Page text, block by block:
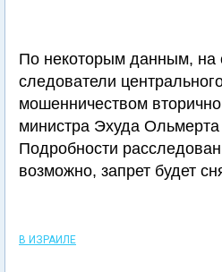
По некоторым данным,
следователи
мошенничеством
министра Эхуда
Подробности
возможно, запрет будет
В ИЗРАИЛЕ